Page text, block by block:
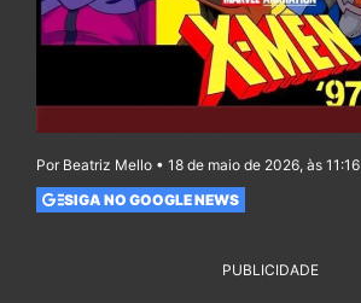
Por Beatriz Mello • 18 de maio de 2026, às 11:16
SIGA NO GOOGLE NEWS
PUBLICIDADE